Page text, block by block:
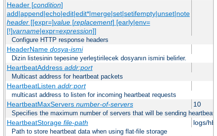
Header [condition]
add|append|echo|edit|edit*|merge|set|setifempty|unset|note
header[[expr=]value[replacement] [early|env=
[!]varname|expr=expression]]
Configure HTTP response headers
HeaderName dosya-ismi
Dizin listesinin tepesine yerleştirilecek dosyanın ismini belirler.
HeartbeatAddress addr:port
Multicast address for heartbeat packets
HeartbeatListen addr:port
multicast address to listen for incoming heartbeat requests
HeartbeatMaxServers number-of-servers 10
Specifies the maximum number of servers that will be sending
HeartbeatStorage file-path logs/
Path to store heartbeat data when using flat-file storage